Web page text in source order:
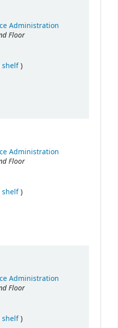
Administration
Floor
shelf(Opens below)
)
Administration
Floor
shelf(Opens below)
)
Administration
Floor
shelf(Opens below)
)